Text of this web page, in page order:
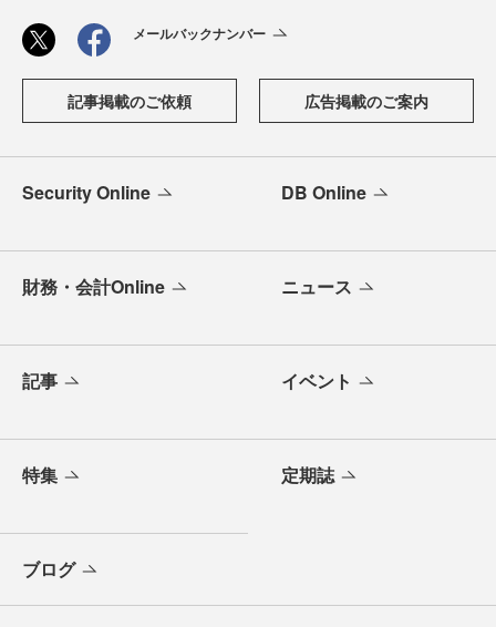
メールバックナンバー
記事掲載のご依頼 広告掲載のご案内
Security Online DB Online
財務・会計Online ニュース
記事 イベント
特集 定期誌
ブログ